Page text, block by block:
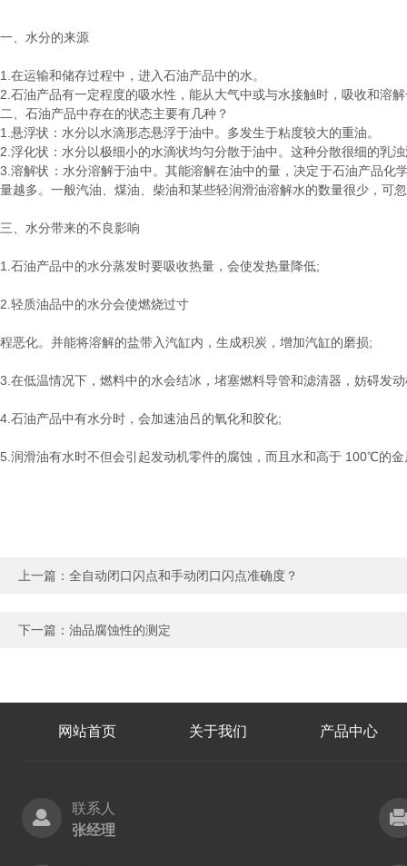
一、水分的来源
1.在运输和储存过程中，进入石油产品中的水。
2.石油产品有一定程度的吸水性，能从大气中或与水接触时，吸收和溶
二、石油产品中存在的状态主要有几种？
1.悬浮状：水分以水滴形态悬浮于油中。多发生于粘度较大的重油。
2.浮化状：水分以极细小的水滴状均匀分散于油中。这种分散很细的乳
3.溶解状：水分溶解于油中。其能溶解在油中的量，决定于石油产品
量越多。一般汽油、煤油、柴油和某些轻润滑油溶解水的数量很少，可
三、水分带来的不良影响
1.石油产品中的水分蒸发时要吸收热量，会使发热量降低;
2.轻质油品中的水分会使燃烧过寸
程恶化。并能将溶解的盐带入汽缸内，生成积炭，增加汽缸的磨损;
3.在低温情况下，燃料中的水会结冰，堵塞燃料导管和滤清器，妨碍发
4.石油产品中有水分时，会加速油吕的氧化和胶化;
5.润滑油有水时不但会引起发动机零件的腐蚀，而且水和高于 100℃的
上一篇： 全自动闭口闪点和手动闭口闪点准确度？
下一篇： 油品腐蚀性的测定
网站首页 关于我们 产品中心
联系人
张经理